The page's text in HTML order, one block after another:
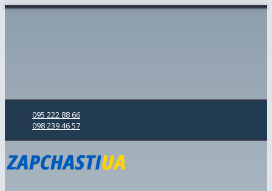
095 222 88 66
098 239 46 57